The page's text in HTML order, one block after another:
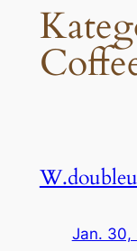
Jan. 30,